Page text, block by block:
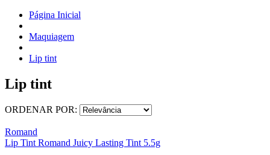
Página Inicial
Maquiagem
Lip tint
Lip tint
ORDENAR POR:
Romand
Lip Tint Romand Juicy Lasting Tint 5.5g